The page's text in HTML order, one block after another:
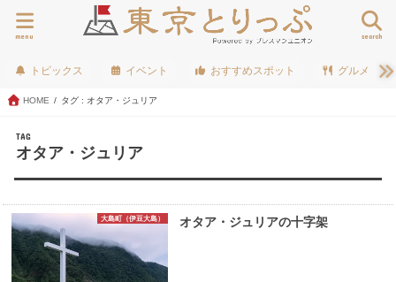
search
menu
トピックス イベント おすすめスポット グルメ
HOME タグ : オタア・ジュリア
TAG
オタア・ジュリア
大島町（伊豆大島） オタア・ジュリアの十字架